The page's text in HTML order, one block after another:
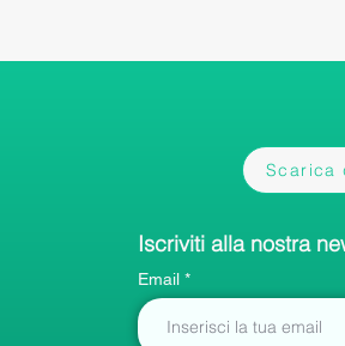
Scarica
Iscriviti alla nostra
Email